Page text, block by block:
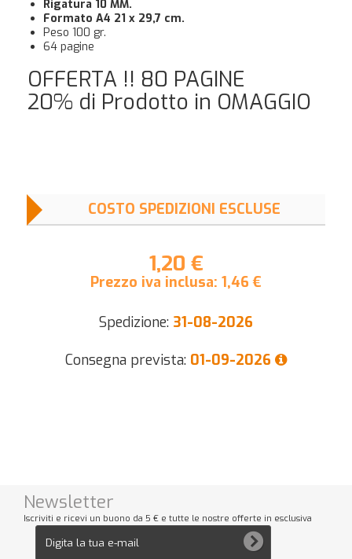
Rigatura 10 MM.
Formato A4 21 x 29,7 cm.
Peso 100 gr.
64 pagine
OFFERTA !! 80 PAGINE
20% di Prodotto in OMAGGIO
COSTO SPEDIZIONI ESCLUSE
1,20 €
Prezzo iva inclusa: 1,46€
Spedizione: 31-08-2026
Consegna prevista: 01-09-2026
Newsletter
Iscriviti e ricevi un buono da 5 € e tutte le nostre offerte in esclusiva